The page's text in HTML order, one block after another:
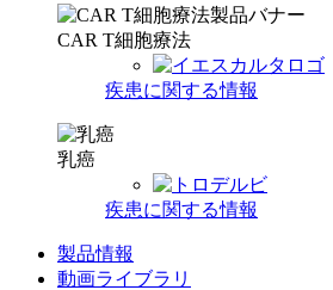
CAR T細胞療法
疾患に関する情報
乳癌
疾患に関する情報
製品情報
動画ライブラリ